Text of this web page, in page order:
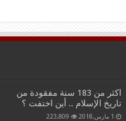
اكثر من 183 سنة مفقودة من
تاريخ الإسلام .. أين اختفت ؟
1 مارس,2018 223,809